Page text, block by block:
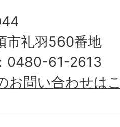
市礼羽560番地
0480-61-2613
お問い合わせは